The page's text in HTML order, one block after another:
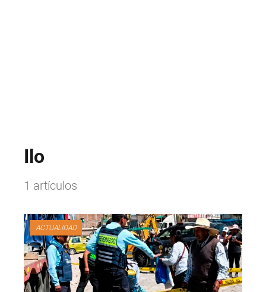
Ilo
1 artículos
ACTUALIDAD